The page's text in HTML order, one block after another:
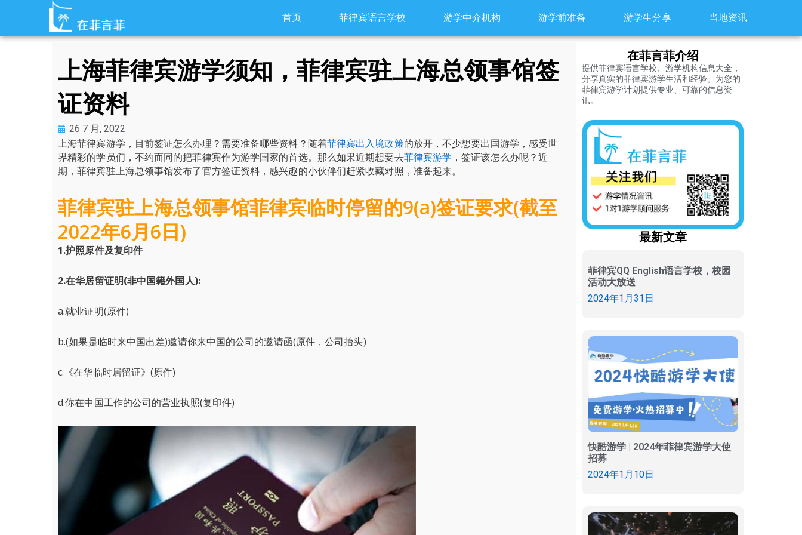
内
首页 菲律宾语言学校 游学中介机构 游学前准备 游学生分享 当地资讯
上海菲律宾游学须知，菲律宾驻上海总领事馆签
证资料
26 7 月, 2022
上海菲律宾游学，目前签证怎么办理？需要准备哪些资料？随着菲律宾出入境政策的放开，不少想要出国游学，感受世
界精彩的学员们，不约而同的把菲律宾作为游学国家的首选。那么如果近期想要去菲律宾游学 ，签证该怎么办呢？近
期，菲律宾驻上海总领事馆发布了官方签证资料，感兴趣的小伙伴们赶紧收藏对照，准备起来。
菲律宾驻上海总领事馆菲律宾临时停留的9(a)签证要求(截至
2022年6月6日)
1.护照原件及复印件
2.在华居留证明(非中国籍外国人):
a.就业证明(原件)
b.(如果是临时来中国出差)邀请你来中国的公司的邀请函(原件，公司抬头)
c.《在华临时居留证》(原件)
d.你在中国工作的公司的营业执照(复印件)
在菲言菲介绍
提供菲律宾语言学校、游学机构信息大全，
分享真实的菲律宾游学生活和经验。为您的
菲律宾游学计划提供专业、可靠的信息资
讯。
最新文章
菲律宾QQ English语言学校，校园
活动大放送
2024年1月31日
快酷游学 | 2024年菲律宾游学大使
招募
2024年1月10日